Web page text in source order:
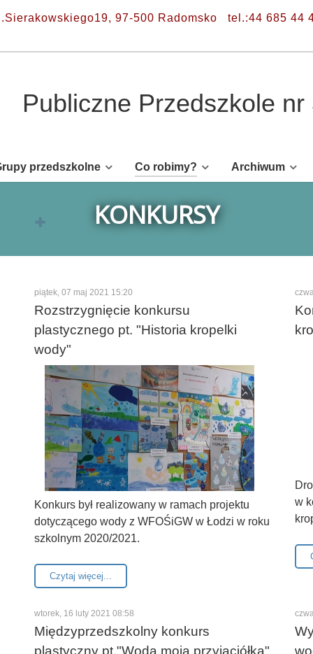
97-500 Radomsko tel.:44 685 44
Publiczne Przedszkole
przedszkolne Co robimy? Archiwum
KONKURSY
piątek, 07 maj 2021 15:20
Rozstrzygnięcie konkursu
plastycznego pt. "Historia kropelki
wody"
Konkurs był realizowany w ramach projektu
dotyczącego wody z WFOŚiGW w Łodzi w roku
szkolnym 2020/2021.
Czytaj więcej...
w
wtorek, 16 luty 2021 08:58
Międzyprzedszkolny konkurs
plastyczny pt."Woda moja przyjaciółka"